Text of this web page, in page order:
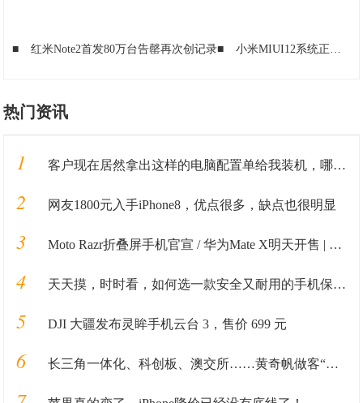
■ 红米Note2首发80万台告罄再次创记录■ 小米MIUI12系统正式发布,新增四大新特性:稳定版六月推送
热门资讯
1 客户现在居然拿出这样的电脑配置单给我装机，哪里有这货哦？
2 网友1800元入手iPhone8，优点很多，缺点也很明显
3 Moto Razr折叠屏手机官宣 / 华为Mate X明天开售 | 科技新鲜事
4 天天摸，时时看，如何选一款安全又耐用的手机保护套？
5 DJI 大疆发布灵眸手机云台 3，售价 699 元
6 长三角一体化、科创板、澳交所……黄奇帆做客“陆家嘴对话”4K演播厅点评最in话题